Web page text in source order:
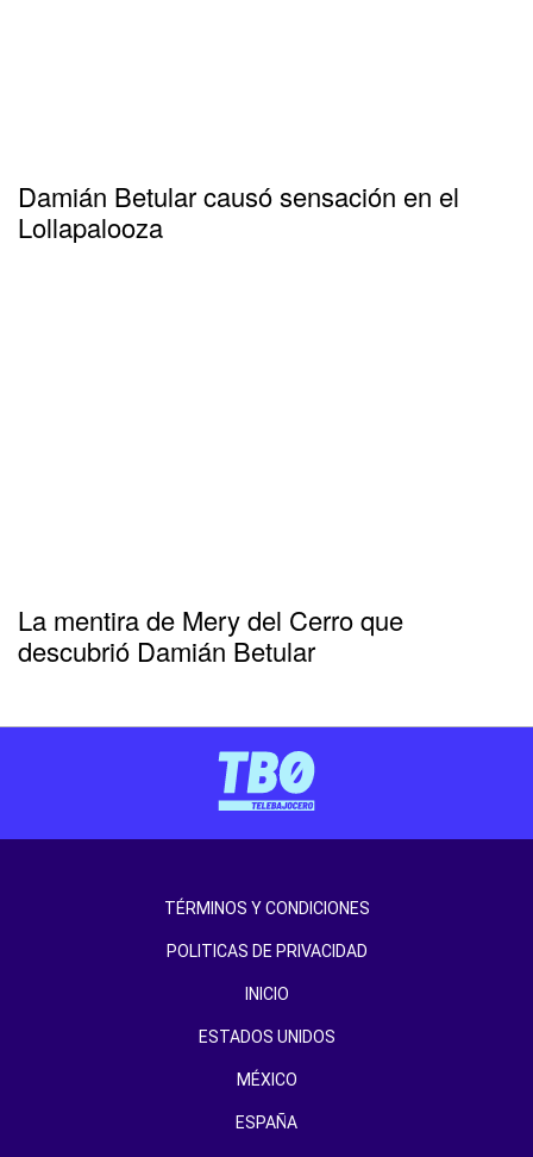
Damián Betular causó sensación en el
Lollapalooza
La mentira de Mery del Cerro que
descubrió Damián Betular
TÉRMINOS Y CONDICIONES
POLITICAS DE PRIVACIDAD
INICIO
ESTADOS UNIDOS
MÉXICO
ESPAÑA